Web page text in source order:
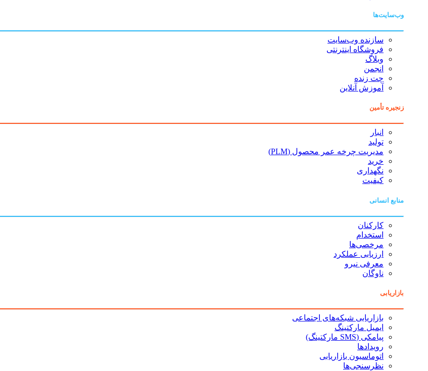
وب‌سایت‌ها
سازنده وب‌سایت
فروشگاه اینترنتی
وبلاگ
انجمن
چت زنده
آموزش آنلاین
زنجیره تأمین
انبار
تولید
مدیریت چرخه عمر محصول (PLM)
خرید
نگهداری
کیفیت
منابع انسانی
کارکنان
استخدام
مرخصی‌ها
ارزیابی عملکرد
معرفی نیرو
ناوگان
بازاریابی
بازاریابی شبکه‌های اجتماعی
ایمیل مارکتینگ
پیامکی (SMS مارکتینگ)
رویدادها
اتوماسیون بازاریابی
نظرسنجی‌ها